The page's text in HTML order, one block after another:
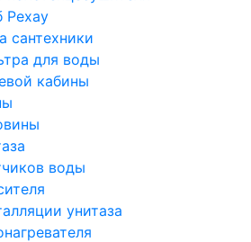
Рехау
сантехники
для воды
кабины
воды
унитаза